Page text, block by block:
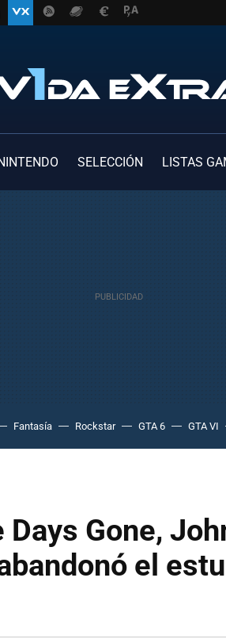
SELECCIÓN LISTAS
Fantasía Rockstar GTA 6 GTA VI
Gone,
el